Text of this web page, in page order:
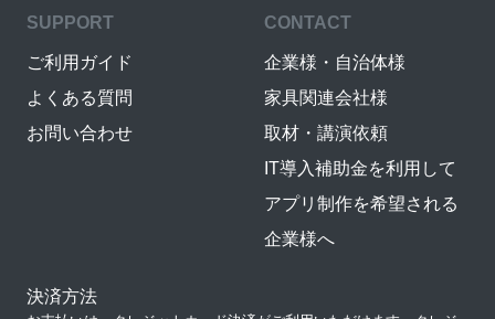
SUPPORT
ご利用ガイド
よくある質問
お問い合わせ
CONTACT
企業様・自治体様
家具関連会社様
取材・講演依頼
IT導入補助金を利用して
アプリ制作を希望される
企業様へ
決済方法